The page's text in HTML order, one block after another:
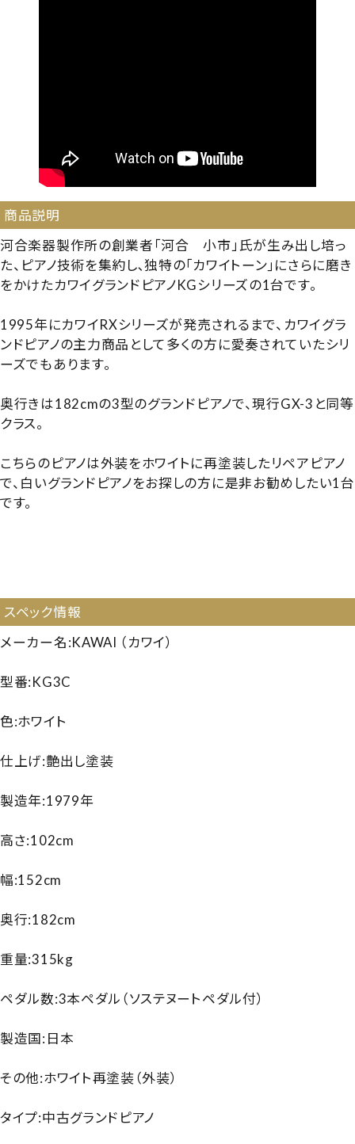
商品説明
河合楽器製作所の創業者「河合 小市」氏が生み出し培っ
た、ピアノ技術を集約し､独特の｢カワイトーン｣にさらに磨き
をかけたカワイグランドピアノKGシリーズの1台です。
1995年にカワイRXシリーズが発売されるまで、カワイグラ
ンドピアノの主力商品として多くの方に愛奏されていたシリ
ーズでもあります。
奥行きは182cmの3型のグランドピアノで、現行GX-3と同等
クラス。
こちらのピアノは外装をホワイトに再塗装したリペアピアノ
で、白いグランドピアノをお探しの方に是非お勧めしたい1台
です。
スペック情報
メーカー名:KAWAI （カワイ）
型番:KG3C
色:ホワイト
仕上げ:艶出し塗装
製造年:1979年
高さ:102cm
幅:152cm
奥行:182cm
重量:315kg
ペダル数:3本ペダル（ソステヌートペダル付）
製造国:日本
その他:ホワイト再塗装（外装）
タイプ:中古グランドピアノ